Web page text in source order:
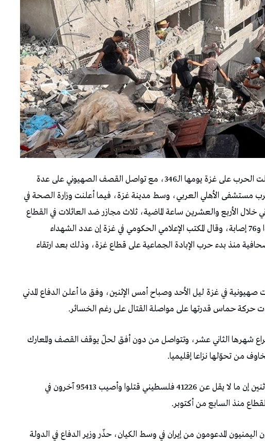
الصحافة اليوم (وكالات الأنباء) دخلت الحرب على غزة يومها الـ346، مع تواصل القصف الصهيوني على عدة
مستشفى الأهلي العربي، وسط مدينة غزة، فيما أعلنت وزارة الصحة في
خلال الأربع والعشرين ساعة الماضية، ثلاث مجازر ضد العائلات في القطاع
وصل منها للمستشفيات 20 شهيدًا و76 إصابة، وقال المكتب الإعلامي الحكومي في غزة إن عدد الشهداء
إلى 173 صحافي وصحافية منذ بدء حرب الإبادة الجماعية على قطاع غزة، وذلك بعد ارتقاء
صهيونية في غزة ليل الأحد وصباح أمس الإثنين، وفق ما أعلن الدفاع المدني
حركة حماس قدرتها على مواصلة القتال على رغم الخسائر.
شهرها الثاني عشر، وتتواصل من دون أفق لحلّ يوقف القصف والمعارك
من تحوّلها نزاعا إقليميا.
وقالت وزارة الصحة في غزة أمس الاثنين إن ما لا يقل عن 41226 فلسطيني قتلوا وأصيب 95413 آخرون في
منذ السابع من أكتوبر.
المدعومون من إيران في وسط الكيان، حذّر وزير الدفاع في الدولة